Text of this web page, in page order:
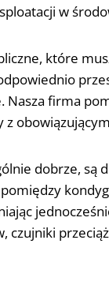
w
które
firma
z
dobrze,